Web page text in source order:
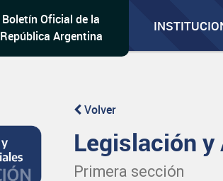
Boletín Oficial de la
República Argentina
Volver
Legislación
Primera sección